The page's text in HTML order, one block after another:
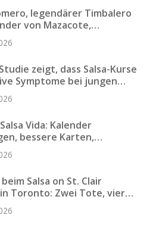
legendärer Timbalero
von Mazacote,
zeigt, dass Salsa-Kurse
Symptome bei jungen
verringern
Vida: Kalender
bessere Karten,
Seiten und mehr
Salsa on St. Clair
Toronto: Zwei Tote, vier